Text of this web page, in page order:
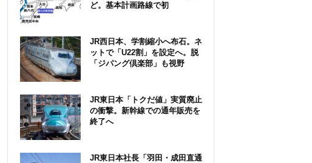
ど。基本計画路線で初
JR西日本、学割縮小へ布石。ネ
ットで「U22割」を設定へ。脱
「ジパング倶楽部」も視野
JR東日本「トクだ値」実質廃止
の衝撃。新幹線での通年販売を
終了へ
JR東日本社長「羽田・成田直通